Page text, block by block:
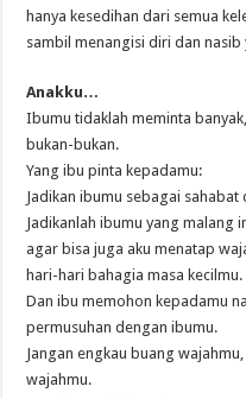
hanya kesedihan dari semua
sambil menangisi diri dan
Anakku…
Ibumu tidaklah meminta
bukan-bukan.
Yang ibu pinta kepadamu:
Jadikan ibumu sebagai
Jadikanlah ibumu yang malang
agar bisa juga aku menatap
hari-hari bahagia masa kecilmu.
Dan ibu memohon kepadamu
permusuhan dengan ibumu.
Jangan engkau buang
wajahmu.